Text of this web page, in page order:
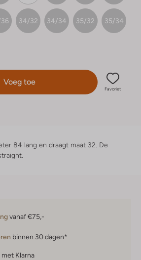
34/32 34/34 35/32 35/34
Voeg toe
Favoriet
84 lang en draagt maat 32. De
vanaf €75,-
binnen 30 dagen*
met Klarna